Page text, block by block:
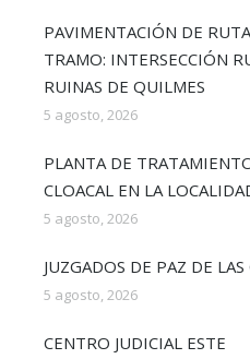
PAVIMENTACIÓN DE
TRAMO: INTERSECCIÓN
RUINAS DE QUILMES
5 agosto, 2026
PLANTA DE
CLOACAL EN LA
5 agosto, 2026
JUZGADOS DE PAZ DE LAS
5 agosto, 2026
CENTRO JUDICIAL ESTE